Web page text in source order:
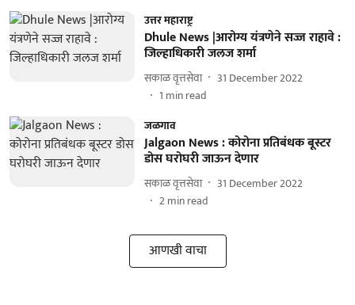
उत्तर महाराष्ट्र
Dhule News |आरोग्य यंत्रणेने सज्ज राहावे :
जिल्हाधिकारी जलज शर्मा
सकाळ वृत्तसेवा
31 December 2022
1 min read
जळगाव
Jalgaon News : कोरोना प्रतिबंधक बूस्टर
डोस घरोघरी जाऊन देणार
सकाळ वृत्तसेवा
31 December 2022
2min read
आणखी वाचा